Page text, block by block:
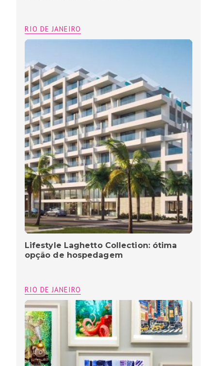
RIO DE JANEIRO
Lifestyle Laghetto Collection: ótima
opção de hospedagem
RIO DE JANEIRO